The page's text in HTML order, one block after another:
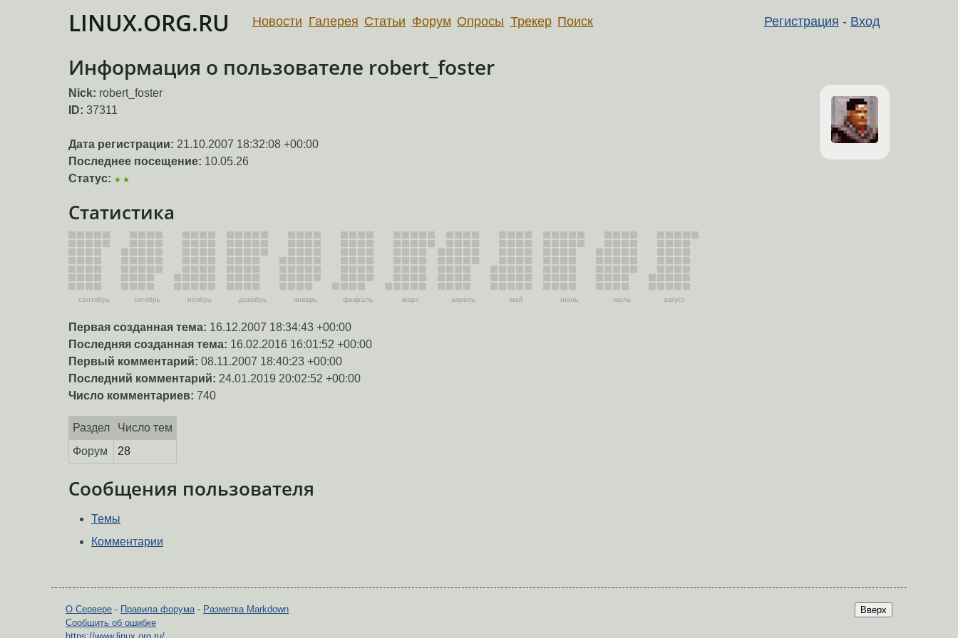
LINUX.ORG.RU Регистрация - Вход
Новости Галерея Статьи Форум Опросы Трекер Поиск
Информация о пользователе robert_foster
Nick: robert_foster
ID: 37311
Дата регистрации: 21.10.2007 18:32:08 +00:00
Последнее посещение: 10.05.26
Статус: ★★
Статистика
сентябрь октябрь ноябрь декабрь январь февраль март апрель май июнь июль август
Первая созданная тема: 16.12.2007 18:34:43 +00:00
Последняя созданная тема: 16.02.2016 16:01:52 +00:00
Первый комментарий: 08.11.2007 18:40:23 +00:00
Последний комментарий: 24.01.2019 20:02:52 +00:00
Число комментариев: 740
Раздел
Число тем
Форум
28
Сообщения пользователя
Темы
Комментарии
Вверх
О Сервере - Правила форума- Разметка Markdown
Сообщить об ошибке